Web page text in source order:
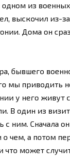
одном из
выскочил из-
Дома он
бывшего
мы приводить
у него живут
В один из
с ним. Сначала
о чем, а потом
что может